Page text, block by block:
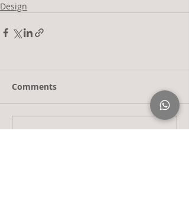
Design
Comments
Write a comment...